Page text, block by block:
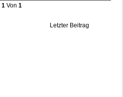
1 Von 1
Letzter Beitrag